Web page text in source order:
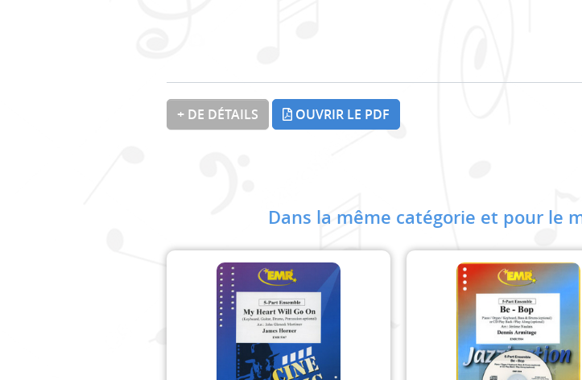
+ DE DÉTAILS OUVRIR LE PDF
Dans la même catégorie et pour le